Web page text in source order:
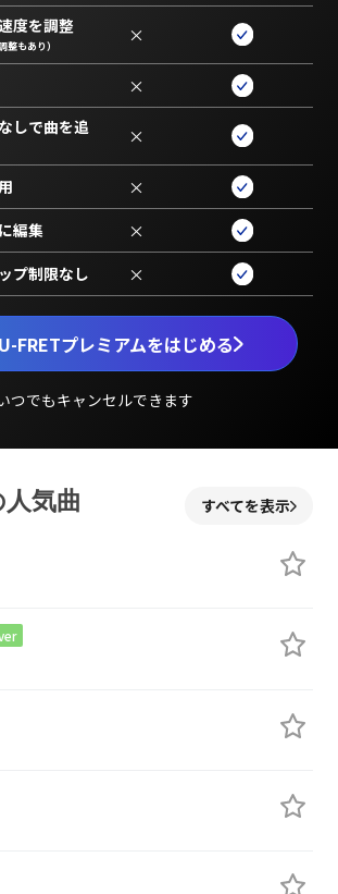
FRETプレミアムをはじめる
つでもキャンセルできます
度を調整
整もあり） ×
×
しで曲を追
×
×
編集 ×
プ制限なし ×
気曲 すべてを表示